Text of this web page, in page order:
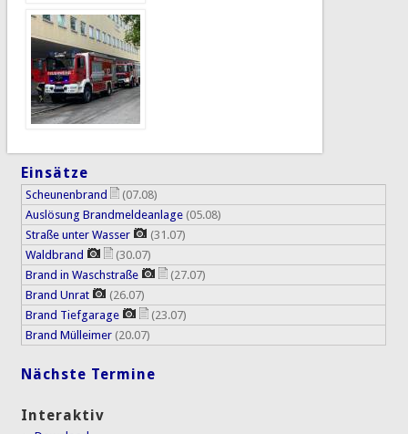
Einsätze
Scheunenbrand
(07.08)
Auslösung Brandmeldeanlage (05.08)
Straße unter Wasser
(31.07)
Waldbrand
(30.07)
Brand in Waschstraße
(27.07)
Brand Unrat
(26.07)
Brand Tiefgarage
(23.07)
Brand Mülleimer (20.07)
Nächste Termine
Interaktiv